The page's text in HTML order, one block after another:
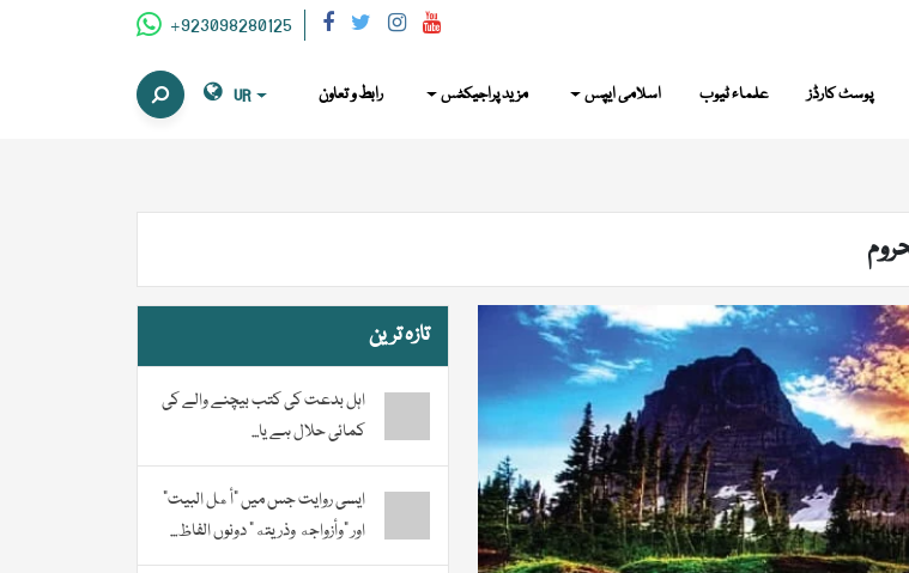
+923098280125
پوسٹ کارڈز علماء ٹیوب اسلامی ایپس مزید پراجیکٹس رابط و تعاون UR
تازہ ترین
اہل بدعت کی کتب بیچنے والے کی
کمائی حلال ہے یا...
ایسی روایت جس میں “أهل البيت”
اور “وأزواجه وذريته” دونوں الفاظ...